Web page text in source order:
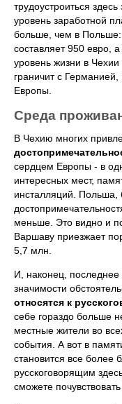
трудоустроиться
уровень заработной
больше, чем в
составляет 950 евро,
уровень жизни в
граничит с
Европы.
Среда
В Чехию многих
сердцем Европы - в
интересных мест,
инсталляций. Польша,
меньше. Это видно и
Варшаву приезжает
5,7 млн.
И, наконец,
значимости
относятся к
себе гораздо больше
местные жители во
события. А вот в
становится все более
русскоговорящим
сможете